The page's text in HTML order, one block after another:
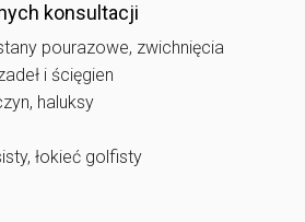
konsultacji
pourazowe, zwichnięcia
i ścięgien
haluksy
łokieć golfisty